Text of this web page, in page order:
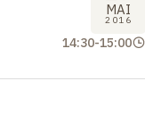
MAI
2016
14:30-15:00